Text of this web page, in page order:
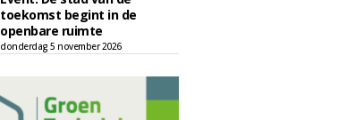
toekomst begint in de
openbare ruimte
donderdag 5 november 2026